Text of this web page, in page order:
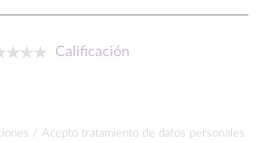
Calificación
/ Acepto tratamiento de datos personales